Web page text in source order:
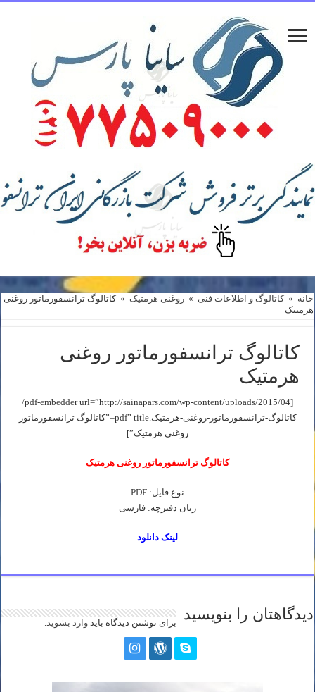
خانه » کاتالوگ و اطلاعات فنی » روغنی هرمتیک » کاتالوگ ترانسفورماتور روغنی
هرمتيک
کاتالوگ ترانسفورماتور روغنی
هرمتيک
[pdf-embedder url=”http://sainapars.com/wp-content/uploads/2015/04/
کاتالوگ-ترانسفورماتور-روغنی-هرمتيک.pdf” title=”کاتالوگ ترانسفورماتور
روغنی هرمتيک”]
کاتالوگ ترانسفورماتور روغنی هرمتيک
نوع فایل: PDF
زبان دفترچه: فارسی
لینک دانلود
دیدگاهتان را بنویسید برای نوشتن دیدگاه بایدوارد بشوید.